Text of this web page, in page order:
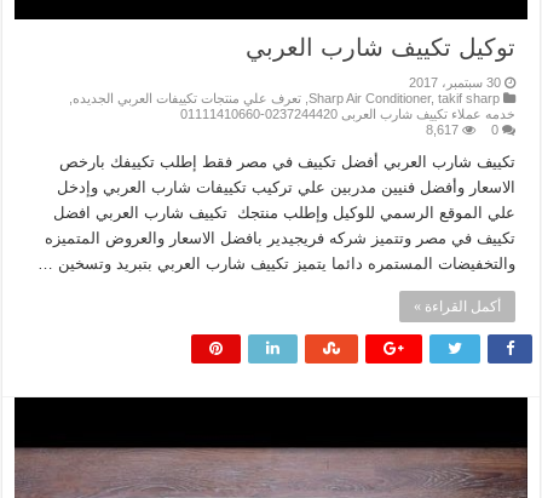
توكيل تكييف شارب العربي
30 سبتمبر، 2017
Sharp Air Conditioner,takif sharp
, تعرف علي منتجات تكييفات العربي الجديده,
خدمه عملاء تكييف شارب العربى 0237244420-01111410660
0
8,617
تكييف شارب العربي أفضل تكييف في مصر فقط إطلب تكييفك بارخص
الاسعار وأفضل فنيين مدربين علي تركيب تكييفات شارب العربي وإدخل
علي الموقع الرسمي للوكيل وإطلب منتجك تكييف شارب العربي افضل
تكييف في مصر وتتميز شركه فريجيدير بافضل الاسعار والعروض المتميزه
والتخفيضات المستمره دائما يتميز تكييف شارب العربي بتبريد وتسخين …
أكمل القراءة »